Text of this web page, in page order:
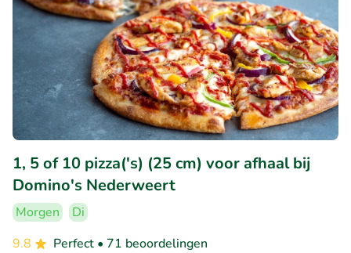
1, 5 of 10 pizza('s) (25 cm) voor afhaal bij
Domino's Nederweert
Morgen
Di
9.8
Perfect • 71 beoordelingen